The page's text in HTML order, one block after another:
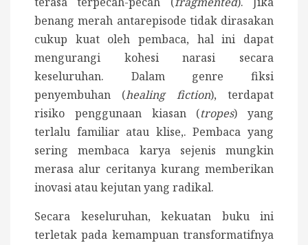
benang merah antarepisode tidak dirasakan
cukup kuat oleh pembaca, hal ini dapat
mengurangi kohesi narasi secara
keseluruhan. Dalam genre fiksi
penyembuhan (healing fiction), terdapat
risiko penggunaan kiasan (tropes) yang
terlalu familiar atau klise,. Pembaca yang
sering membaca karya sejenis mungkin
merasa alur ceritanya kurang memberikan
inovasi atau kejutan yang radikal.
Secara keseluruhan, kekuatan buku ini
terletak pada kemampuan transformatifnya